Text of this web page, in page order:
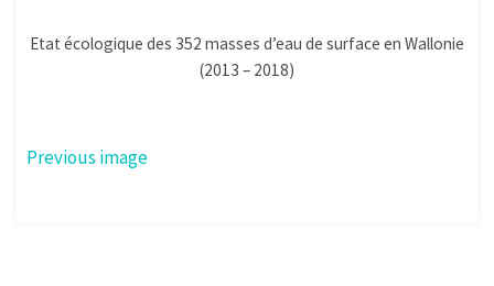
Etat écologique des 352 masses d’eau de surface en Wallonie
(2013 – 2018)
Previous image